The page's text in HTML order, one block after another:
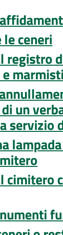
ceneri
registro
marmisti
un
servizio
cimitero